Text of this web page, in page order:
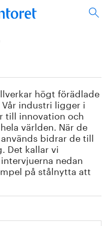
högt förädlade
industri ligger i
till innovation och
världen. När de
bidrar de till
Det kallar vi
nedan
på stålnytta att